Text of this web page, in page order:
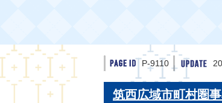
P-9110
筑西広域市町村圏